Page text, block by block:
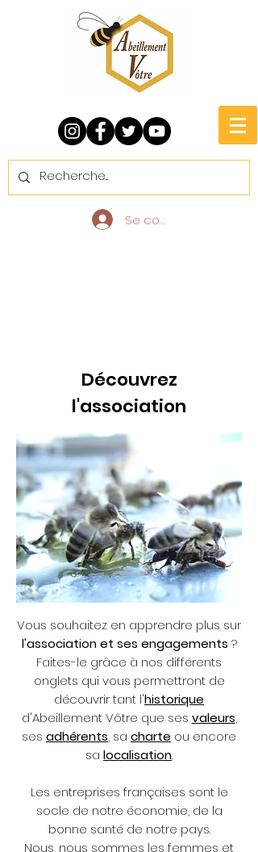
Se connecter
Découvrez
l'association
Vous souhaitez en apprendre plus sur
l'association et ses engagements ?
Faites-le grâce à nos différents
onglets qui vous permettront de
découvrir tant l'historique
d'Abeillement Vôtre que ses valeurs,
ses adhérents, sa charte ou encore
sa localisation.
Les entreprises françaises sont le
socle de notre économie, de la
bonne santé de notre pays.
Nous, nous sommes les femmes et